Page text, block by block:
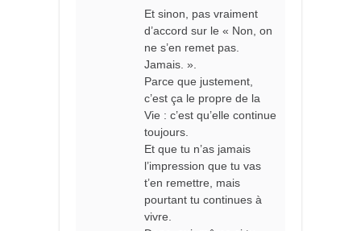
Et sinon, pas vraiment
d’accord sur le « Non, on
ne s’en remet pas.
Jamais. ».
Parce que justement,
c’est ça le propre de la
Vie : c’est qu’elle continue
toujours.
Et que tu n’as jamais
l’impression que tu vas
t’en remettre, mais
pourtant tu continues à
vivre.